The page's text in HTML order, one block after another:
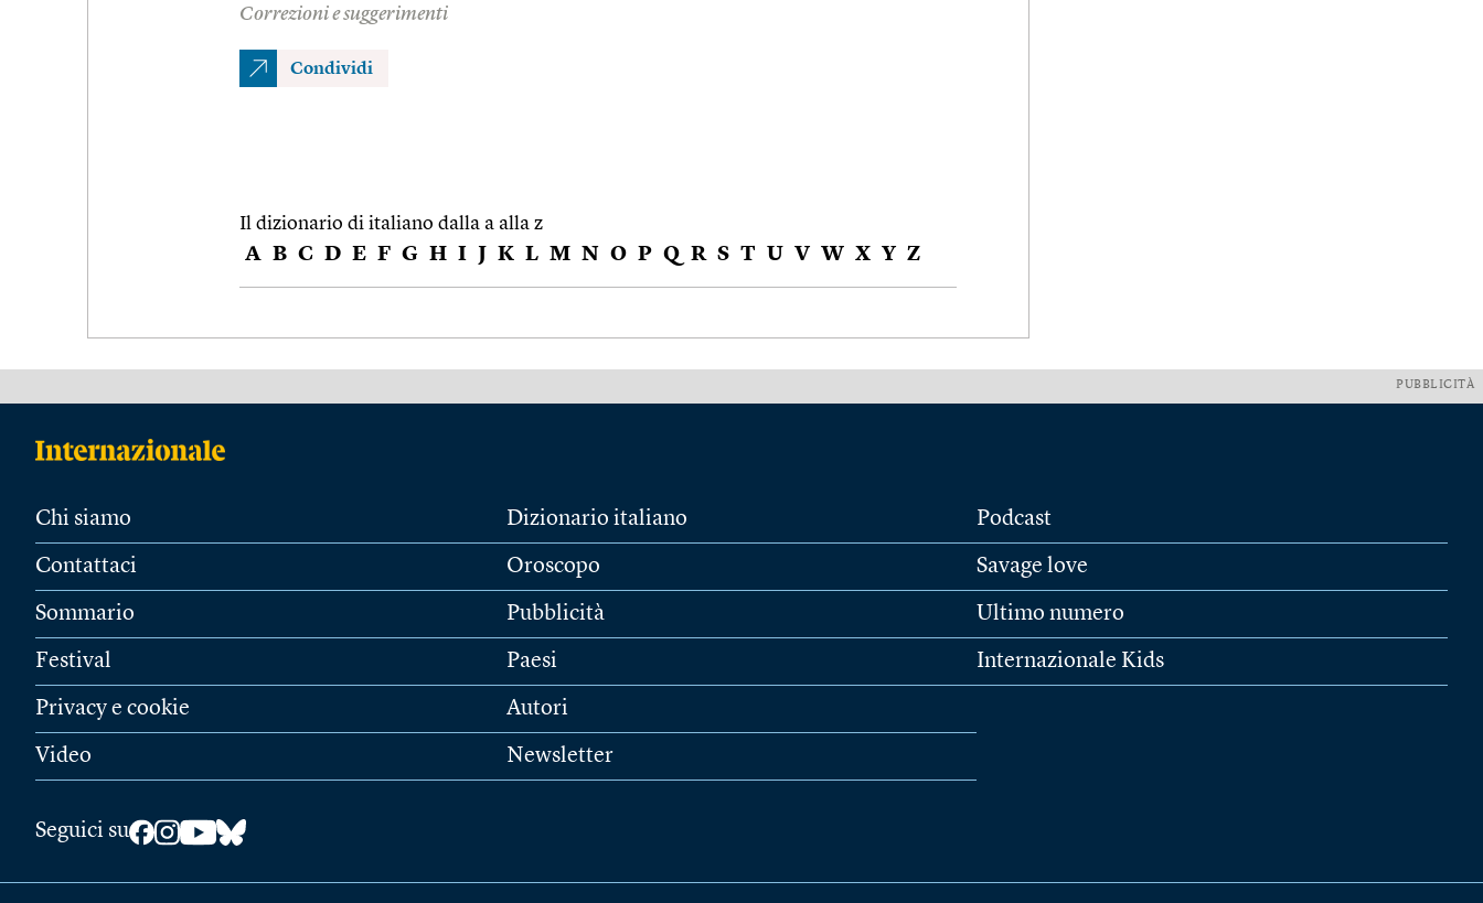
Correzioni e suggerimenti
Condividi
Il dizionario di italiano dalla a alla z
A B C D E F G H I J K L M N O P Q R S T U V W X Y Z
PUBBLICITÀ
Chi siamo
Contattaci
Sommario
Festival
Privacy e cookie
Video
Dizionario italiano
Oroscopo
Pubblicità
Paesi
Autori
Newsletter
Podcast
Savage love
Ultimo numero
Internazionale Kids
Seguici su